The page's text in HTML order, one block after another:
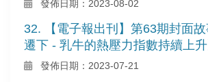
發佈日期：2023-08-02
32. 【電子報出刊】第63期封面
遷下 - 乳牛的熱壓力指數持續上升
發佈日期：2023-07-21